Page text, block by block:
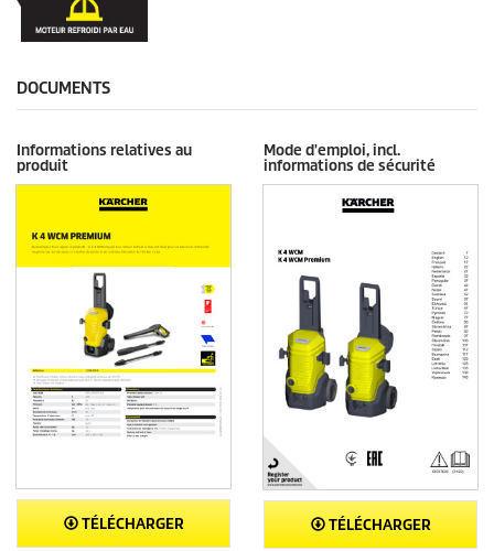
DOCUMENTS
Informations relatives au
produit
TÉLÉCHARGER
Mode d'emploi, incl.
informations de sécurité
TÉLÉCHARGER